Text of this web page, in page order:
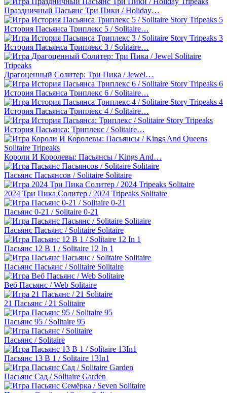
Праздничный Пасьянс Три Пики / Holiday…
История Пасьянса Триплекс 5 / Solitaire…
История Пасьянса Триплекс 3 / Solitaire…
Драгоценный Солитер: Три Пика / Jewel…
История Пасьянса Триплекс 6 / Solitaire…
История Пасьянса Триплекс 4 / Solitaire…
История Пасьянса: Триплекс / Solitaire…
Короли И Королевы: Пасьянсы / Kings And…
Пасьянс Пасьянсов / Solitaire Solitaire
2024 Три Пика Солитер / 2024 Tripeaks Solitaire
Пасьянс 0-21 / Solitaire 0-21
Пасьянс Пасьянс / Solitaire Solitaire
Пасьянс 12 В 1 / Solitaire 12 In 1
Пасьянс Пасьянс / Solitaire Solitaire
Веб Пасьянс / Web Solitaire
21 Пасьянс / 21 Solitaire
Пасьянс 95 / Solitaire 95
Пасьянс / Solitaire
Пасьянс 13 В 1 / Solitaire 13In1
Пасьянс Сад / Solitaire Garden